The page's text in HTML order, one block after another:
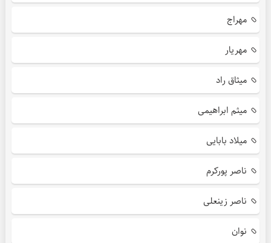
مهراج
مهریار
میثاق راد
میثم ابراهیمی
میلاد بابایی
ناصر پورکرم
ناصر زینعلی
نوان